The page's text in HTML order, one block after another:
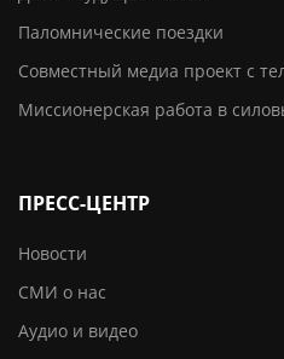
Паломнические поездки
Совместный медиа проект с
Миссионерская работа в
ПРЕСС-ЦЕНТР
Новости
СМИ о нас
Аудио и видео